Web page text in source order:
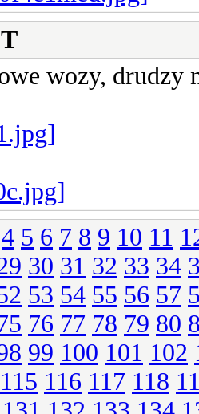
wozy, drudzy
4 5 6 7 8 9 10 11
30 31 32 33 34
53 54 55 56 57
76 77 78 79 80
99 100 101 102
115 116 117 118